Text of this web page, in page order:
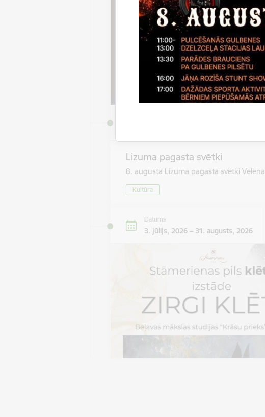
Lizuma pagasta svētki
8. augustā Lizuma pagasta svētki Velēnā
Kultūra
Datums
3. jūlijs, 2026 – 31. augusts, 2026